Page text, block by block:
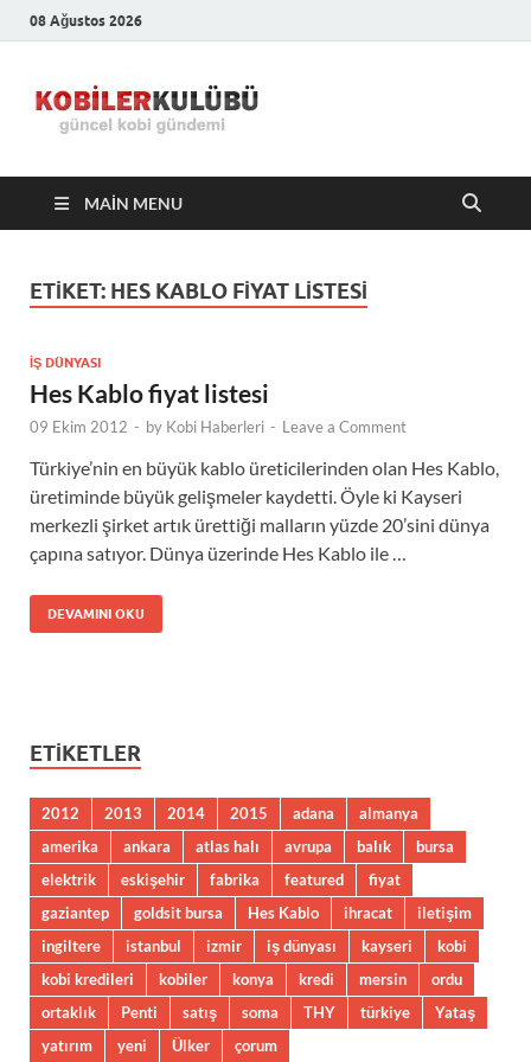
08 Ağustos 2026
Kulübü –
En Güncel
Kobi
MAIN MENU
ETIKET: HES KABLO FIYAT LISTESI
İŞ DÜNYASI
Hes Kablo fiyat listesi
09 Ekim 2012 - by Kobi Haberleri - Leave a Comment
Türkiye’nin en büyük kablo üreticilerinden olan Hes Kablo,
üretiminde büyük gelişmeler kaydetti. Öyle ki Kayseri
merkezli şirket artık ürettiği malların yüzde 20’sini dünya
çapına satıyor. Dünya üzerinde Hes Kablo ile …
DEVAMINI OKU
ETIKETLER
2012 2013 2014 2015 adana
almanya
amerika
ankara atlas halı avrupa balık
bursa
elektrik
eskişehir fabrika featured
fiyat
gaziantep
goldsit bursa Hes Kablo ihracat
iletişim
ingiltere
istanbul izmir iş dünyası kayseri
kobi
kobi kredileri
kobiler konya kredi mersin
ordu
ortaklık
Penti satış soma THY türkiye
Yataş
yatırım
yeni Ülker çorum